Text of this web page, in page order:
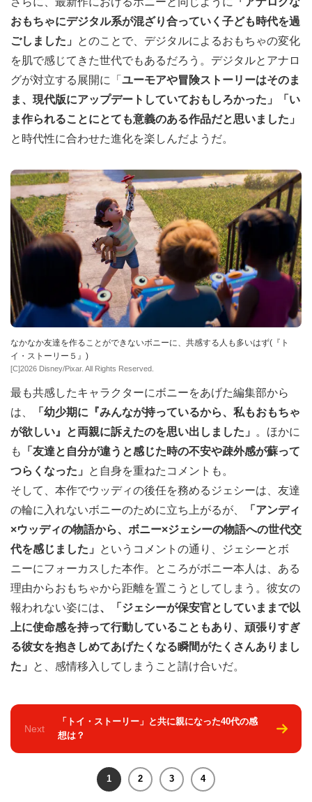
おもちゃにデジタル系が混ざり合っていく子ども時代を過
ごしました」
とのことで、デジタルによるおもちゃの変化
を肌で感じてきた世代でもあるだろう。デジタルとアナロ
グが対立する展開に「 ユーモアや冒険ストーリーはそのま
ま、現代版にアップデートしていておもしろかった」「い
ま作られることにとても意義のある作品だと思いました」
と時代性に合わせた進化を楽しんだようだ。
なかなか友達を作ることができないボニーに、共感する人も多いはず(『ト
イ・ストーリー５』)
[C]2026 Disney/Pixar. All Rights Reserved.
最も共感したキャラクターにボニーをあげた編集部から
は、
「幼少期に『みんなが持っているから、私もおもちゃ
が欲しい』と両親に訴えたのを思い出しました」
。ほかに
も
「友達と自分が違うと感じた時の不安や疎外感が蘇って
つらくなった」
と自身を重ねたコメントも。
そして、本作でウッディの後任を務めるジェシーは、友達
の輪に入れないボニーのために立ち上がるが、
「アンディ
×ウッディの物語から、ボニー×ジェシーの物語への世代交
代を感じました」
というコメントの通り、ジェシーとボ
ニーにフォーカスした本作。ところがボニー本人は、ある
理由からおもちゃから距離を置こうとしてしまう。彼女の
報われない姿には、「ジェシーが保安官としていままで以
上に使命感を持って行動していることもあり、頑張りすぎ
る彼女を抱きしめてあげたくなる瞬間がたくさんありまし
た」
と、感情移入してしまうこと請け合いだ。
Next
「トイ・ストーリー」と共に親になった40代の感
想は？
1 2 3 4